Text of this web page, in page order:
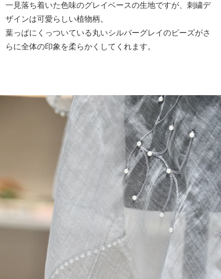
一見落ち着いた色味のグレイベースの生地ですが、刺繍デ
ザインは可愛らしい植物柄。
葉っぱにくっついている丸いシルバーグレイのビーズがさ
らに全体の印象を柔らかくしてくれます。